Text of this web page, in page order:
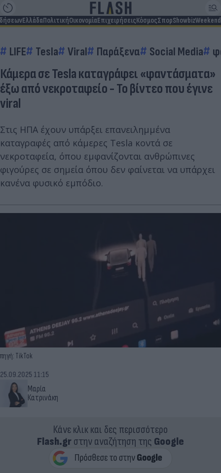
ΕλλάδαΠολιτικήΟικονομίαΕπιχειρήσειςΚόσμοςΣπορShowbizWeekend
LIFE Tesla Viral Παράξενα Social Media
Κάμερα σε Tesla καταγράφει «φαντάσματα»
έξω από νεκροταφείο - Το βίντεο που έγινε
viral
Στις ΗΠΑ έχουν υπάρξει επανειλημμένα
καταγραφές από κάμερες Tesla κοντά σε
νεκροταφεία, όπου εμφανίζονται ανθρώπινες
φιγούρες σε σημεία όπου δεν φαίνεται να υπάρχει
κανένα φυσικό εμπόδιο.
πηγή: TikTok
Μαρία
Κατρινάκη
25.09.2025 11:15
Κάνε κλικ και δες περισσότερο
Flash.grστην αναζήτηση της Google